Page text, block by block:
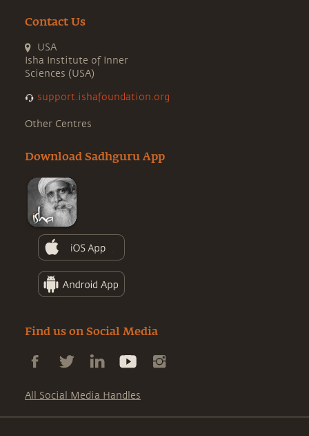
Contact Us
USA
Isha Institute of Inner
Sciences (USA)
support.ishafoundation.org
Other Centres
Download Sadhguru App
Find us on Social Media
All Social Media Handles